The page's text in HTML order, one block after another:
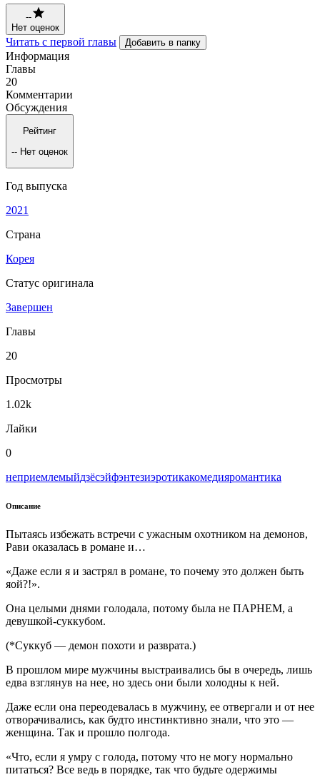
--
Нет оценок
Читать с первой главы Добавить в папку
Информация
Главы
20
Комментарии
Обсуждения
Рейтинг
-- Нет оценок
Год выпуска
2021
Страна
Корея
Статус оригинала
Завершен
Главы
20
Просмотры
1.02k
Лайки
0
неприемлемыйдзёсэйфэнтезиэротикакомедияромантика
Описание
Пытаясь избежать встречи с ужасным охотником на демонов,
Рави оказалась в романе и…
«Даже если я и застрял в романе, то почему это должен быть
яой?!».
Она целыми днями голодала, потому была не ПАРНЕМ, а
девушкой-суккубом.
(*Суккуб — демон похоти и разврата.)
В прошлом мире мужчины выстраивались бы в очередь, лишь
едва взглянув на нее, но здесь они были холодны к ней.
Даже если она переодевалась в мужчину, ее отвергали и от нее
отворачивались, как будто инстинктивно знали, что это —
женщина. Так и прошло полгода.
«Что, если я умру с голода, потому что не могу нормально
питаться? Все ведь в порядке, так что будьте одержимы